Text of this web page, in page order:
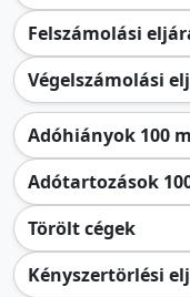
Felszámolási
Végelszámolási
Adóhiányok 100
Adótartozások
Törölt cégek
Kényszertörlési